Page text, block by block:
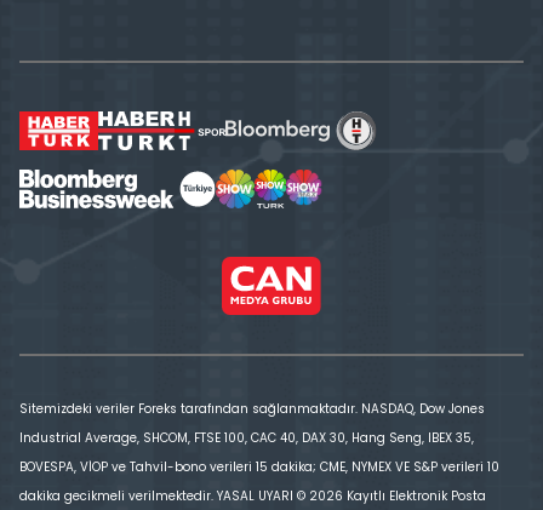
Sitemizdeki veriler Foreks tarafından sağlanmaktadır. NASDAQ, Dow Jones
Industrial Average, SHCOM, FTSE 100, CAC 40, DAX 30, Hang Seng, IBEX 35,
BOVESPA, VİOP ve Tahvil-bono verileri 15 dakika; CME, NYMEX VE S&P verileri 10
dakika gecikmeli verilmektedir. YASAL UYARI © 2026 Kayıtlı Elektronik Posta